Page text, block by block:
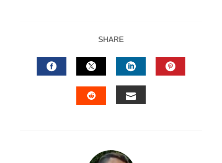
SHARE
FACEBOOKTWITTERLINKEDIN